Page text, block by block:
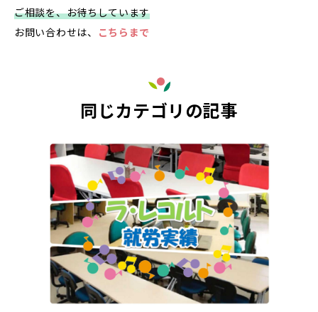
ご相談を、お待ちしています
お問い合わせは、
こちらまで
同じカテゴリの記事